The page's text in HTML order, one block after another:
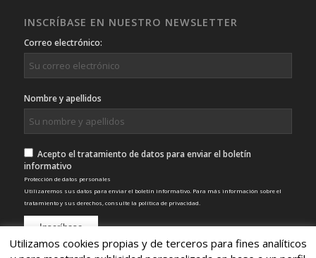
INSCRÍBASE EN NUESTRO NEWSLETTER
Correo electrónico:
Nombre y apellidos
Acepto el tratamiento de datos para enviar el boletín
informativo
Protección de datos personales
Utilizaremos sus datos para enviar el boletín informativo. Para más información sobre el
tratamiento y sus derechos, consulte la política de privacidad
Utilizamos cookies propias y de terceros para fines analíticos